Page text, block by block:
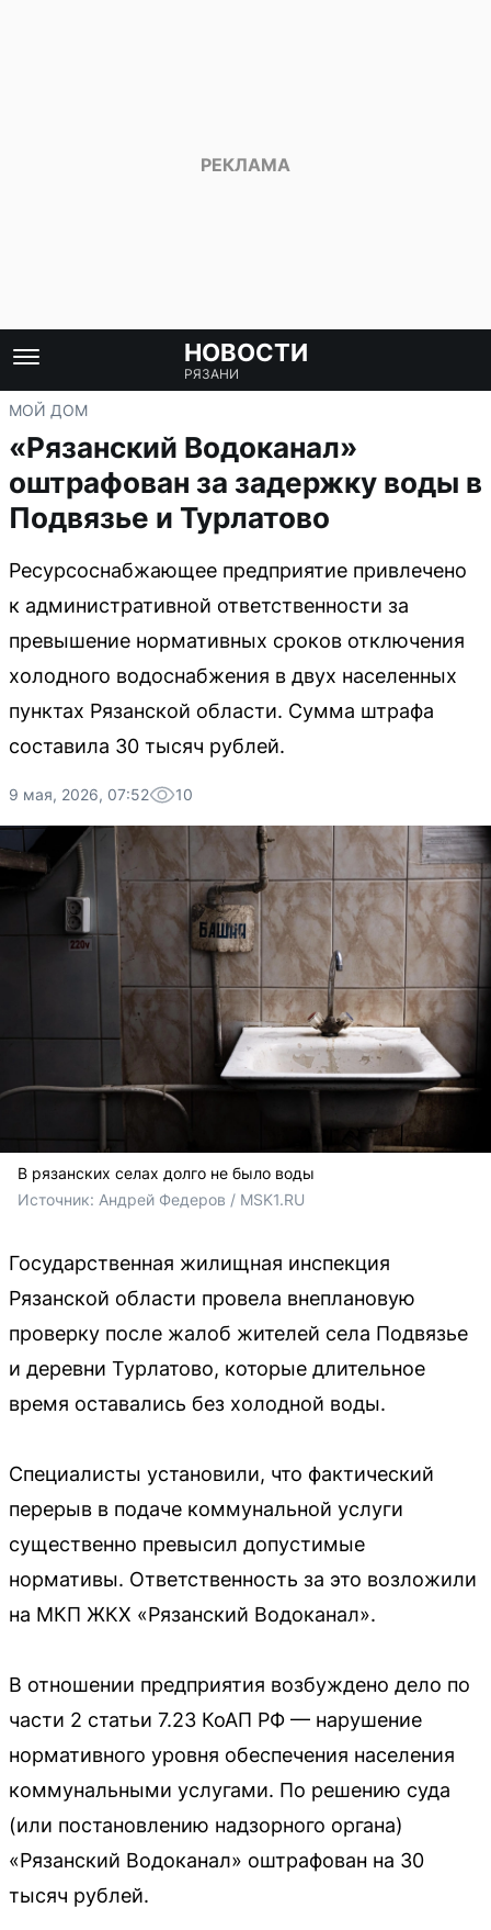
НОВОСТИ
РЯЗАНИ
МОЙ ДОМ
«Рязанский Водоканал»
оштрафован за задержку воды в
Подвязье и Турлатово
Ресурсоснабжающее предприятие привлечено
к административной ответственности за
превышение нормативных сроков отключения
холодного водоснабжения в двух населенных
пунктах Рязанской области. Сумма штрафа
составила 30 тысяч рублей.
9 мая, 2026, 07:52 10
В рязанских селах долго не было воды
Источник: Андрей Федеров / MSK1.RU
Государственная жилищная инспекция
Рязанской области провела внеплановую
проверку после жалоб жителей села Подвязье
и деревни Турлатово, которые длительное
время оставались без холодной воды.
Специалисты установили, что фактический
перерыв в подаче коммунальной услуги
существенно превысил допустимые
нормативы. Ответственность за это возложили
на МКП ЖКХ «Рязанский Водоканал».
В отношении предприятия возбуждено дело по
части 2 статьи 7.23 КоАП РФ — нарушение
нормативного уровня обеспечения населения
коммунальными услугами. По решению суда
(или постановлению надзорного органа)
«Рязанский Водоканал» оштрафован на 30
тысяч рублей.